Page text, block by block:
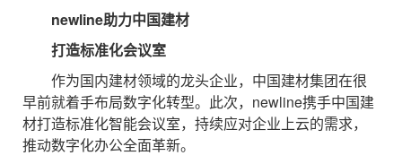
newline助力中国建材
打造标准化会议室
作为国内建材领域的龙头企业，中国建材集团在很
早前就着手布局数字化转型。此次，newline携手中国建
材打造标准化智能会议室，持续应对企业上云的需求，
推动数字化办公全面革新。